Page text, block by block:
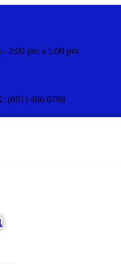
- 2:00 pm a 5:00 pm
(601) 466 0788